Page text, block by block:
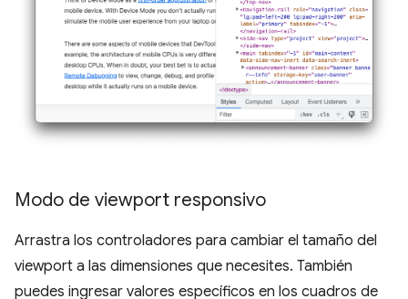
Modo de viewport responsivo
Arrastra los controladores para cambiar el tamaño del
viewport a las dimensiones que necesites. También
puedes ingresar valores específicos en los cuadros de